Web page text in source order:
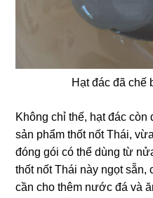
Hạt đác đã chế
Không chỉ thế, hạt đác
sản phẩm thốt nốt Thái,
đóng gói có thể dùng từ
thốt nốt Thái này ngọt
cần cho thêm nước đá và